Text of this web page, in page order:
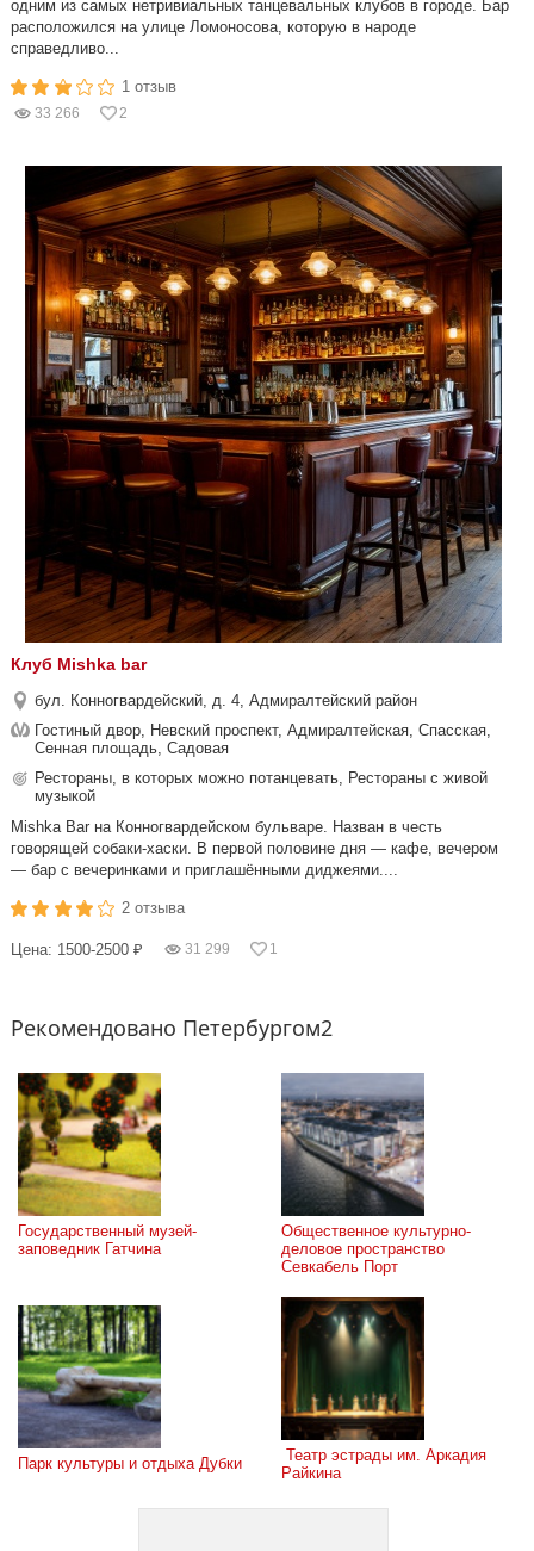
одним из самых нетривиальных танцевальных клубов в городе. Бар
расположился на улице Ломоносова, которую в народе
справедливо...
1 отзыв
33 266 2
Клуб Mishka bar
бул. Конногвардейский, д. 4, Адмиралтейский район
Гостиный двор, Невский проспект, Адмиралтейская, Спасская,
Сенная площадь, Садовая
Рестораны, в которых можно потанцевать, Рестораны с живой
музыкой
Mishka Bar на Конногвардейском бульваре. Назван в честь
говорящей собаки-хаски. В первой половине дня — кафе, вечером
— бар с вечеринками и приглашёнными диджеями....
2 отзыва
Цена: 1500-2500 ₽ 31 299 1
Рекомендовано Петербургом2
Государственный музей-
заповедник Гатчина
Общественное культурно-
деловое пространство
Севкабель Порт
Парк культуры и отдыха Дубки
Райкина